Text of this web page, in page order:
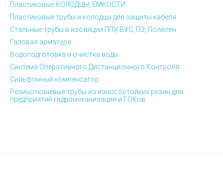
Пластиковые КОЛОДЦЫ, ЕМКОСТИ
Пластиковые трубы и колодцы для защиты кабеля
Стальные трубы в изоляции ППУ, ВУС, ПЭ, Полилен
Газовая арматура
Водоподготовка и очистка воды
Система Оперативного Дистанционного Контроля
Сильфонный компенсатор
Резинотканевые трубы из износостойких резин для
предприятий гидромеханизации и ГОКов